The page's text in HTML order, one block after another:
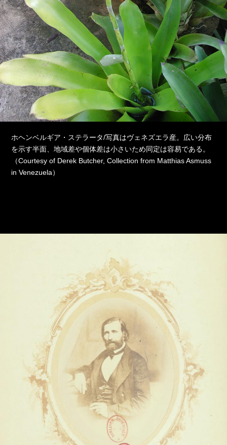
ホヘンベルギア・ステラータ/写真はヴェネズエラ産。広い分布
を示す半面、地域差や個体差は小さいため同定は容易である。
（Courtesy of Derek Butcher, Collection from Matthias Asmuss
in Venezuela）